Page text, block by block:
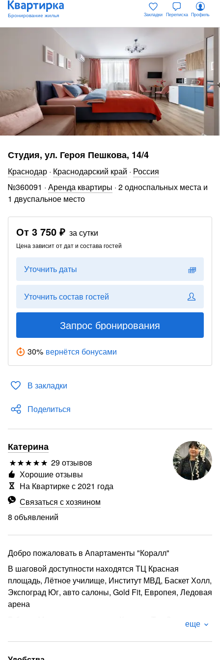
Закладки Переписка Профиль
Студия, ул. Героя Пешкова, 14/4
Краснодар · Краснодарский край · Россия
№360091 · Аренда квартиры · 2 односпальных места и
1 двуспальное место
От 3 750 ₽ за сутки
Цена зависит от дат и состава гостей
Уточнить даты
Уточнить состав гостей
Запрос бронирования
30% вернётся бонусами
В закладки
Поделиться
Катерина
29 отзывов
Связаться с хозяином
8 объявлений
Хорошие отзывы
На Квартирке с 2021 года
Добро пожаловать в Апартаменты "Коралл"
В шаговой доступности находятся ТЦ Красная
площадь, Лётное училище, Институт МВД, Баскет Холл,
Экспоград Юг, авто салоны, Gold Fit, Европея, Ледовая
арена
еще